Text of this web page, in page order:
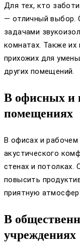
Для тех, кто
— отличный выбор.
задачами
комнатах. Также
прихожих для
других помещений.
В офисных и
помещениях
В офисах и
акустического
стенах и потолках.
повысить
приятную
В
учреждениях